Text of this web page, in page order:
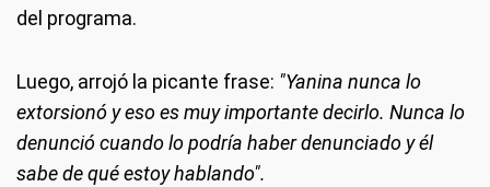
del programa.
Luego, arrojó la picante frase: "Yanina nunca lo
extorsionó y eso es muy importante decirlo. Nunca lo
denunció cuando lo podría haber denunciado y él
sabe de qué estoy hablando".